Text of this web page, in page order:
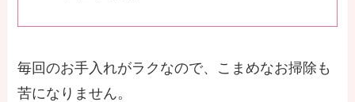
毎回のお手入れがラクなので、こまめなお掃除も
苦になりません。